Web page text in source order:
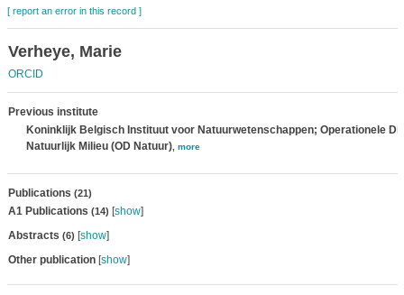
[ report an error in this record ]
Verheye, Marie
ORCID
Previous institute
Koninklijk Belgisch Instituut voor Natuurwetenschappen; Operationele
Natuurlijk Milieu (OD Natuur), more
Publications (21)
A1 Publications (14) [show]
Abstracts (6) [show]
Other publication[show]